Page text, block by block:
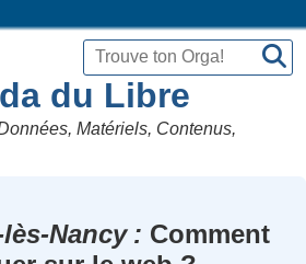
du Libre
Matériels, Contenus,
Nancy
Comment